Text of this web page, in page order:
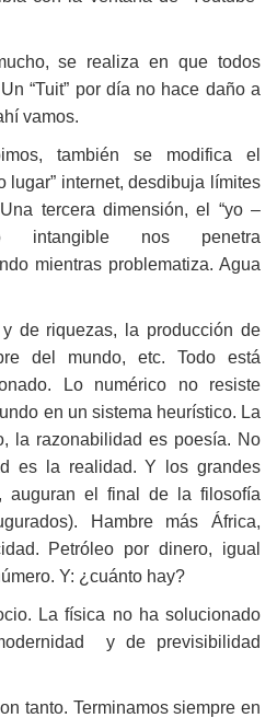
se realiza en que todos
“Tuit” por día no hace daño a
vamos.
también se modifica el
lugar” internet, desdibuja límites
tercera dimensión, el “yo –
intangible nos penetra
mientras problematiza. Agua
de riquezas, la producción de
del mundo, etc. Todo está
Lo numérico no resiste
en un sistema heurístico. La
la razonabilidad es poesía. No
es la realidad. Y los grandes
auguran el final de la filosofía
Hambre más África,
Petróleo por dinero, igual
Y: ¿cuánto hay?
La física no ha solucionado
y de previsibilidad
tanto. Terminamos siempre en